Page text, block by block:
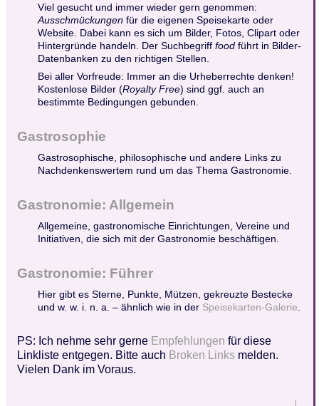
Viel gesucht und immer wieder gern genommen:
Ausschmückungenfür die eigenen Speisekarte oder
Website. Dabei kann es sich um Bilder, Fotos, Clipart oder
Hintergründe handeln. Der Suchbegriff foodführt in Bilder-
Datenbanken zu den richtigen Stellen.
Bei aller Vorfreude: Immer an die Urheberrechte denken!
Kostenlose Bilder (Royalty Free) sind ggf. auch an
bestimmte Bedingungen gebunden.
Gastrosophie
Gastrosophische, philosophische und andere Links zu
Nachdenkenswertem rund um das Thema Gastronomie.
Gastronomie: Allgemein
Allgemeine, gastronomische Einrichtungen, Vereine und
Initiativen, die sich mit der Gastronomie beschäftigen.
Gastronomie: Führer
Hier gibt es Sterne, Punkte, Mützen, gekreuzte Bestecke
und w. w. i. n. a. – ähnlich wie in der Speisekarten-Galerie.
PS: Ich nehme sehr gerne Empfehlungen für diese
Linkliste entgegen. Bitte auch Broken Links melden.
Vielen Dank im Voraus.